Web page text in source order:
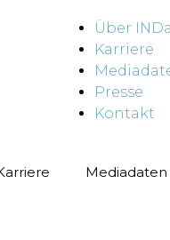
Über
Karriere
Presse
Kontakt
Mediadaten